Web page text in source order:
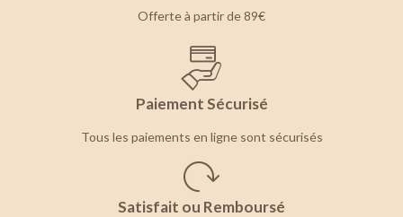
Offerte à partir de 89€
Paiement Sécurisé
Tous les paiements en ligne sont sécurisés
Satisfait ou Remboursé